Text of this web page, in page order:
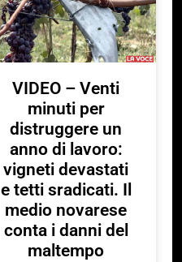
VIDEO – Venti
minuti per
distruggere un
anno di lavoro:
vigneti devastati
e tetti sradicati. Il
medio novarese
conta i danni del
maltempo